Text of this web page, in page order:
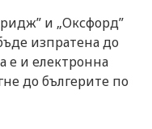
и „Оксфорд”
изпратена до
е и електронна
до бългерите по